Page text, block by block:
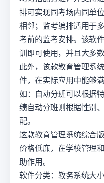
排可实现同考场内同单
相邻；监考编排适用于
考前的监考安排。该软
训即可使用，并且大多
此外，该款教育管理系
件，在实际应用中能够
如：自动分班可以根据
绩自动分班则根据性别
配。
这款教育管理系统综合
价格低廉，在学校管理
助作用。
软件分类：教务系统大